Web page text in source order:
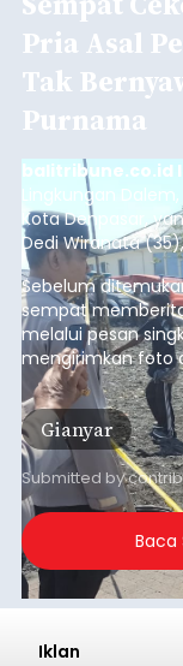
Pria Asal
Tak
Purnama
balitribune.co.id
Lingkungan
Kota Denpasar,
Dedi Wiranata
pesisir Pantai
Sebelum
sempat
melalui pesan
mengirimkan foto
istrinya.
Gianyar
Submitted by
Baca
Iklan